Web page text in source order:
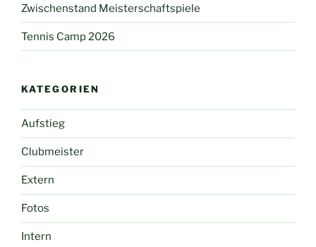
Zwischenstand Meisterschaftspiele
Tennis Camp 2026
KATEGORIEN
Aufstieg
Clubmeister
Extern
Fotos
Intern